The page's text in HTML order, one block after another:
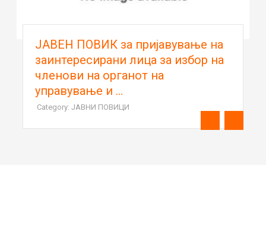
на
за избор на
на
Oдлука за избор по
бр.04-300/1 од
Category: ОГЛАСИ